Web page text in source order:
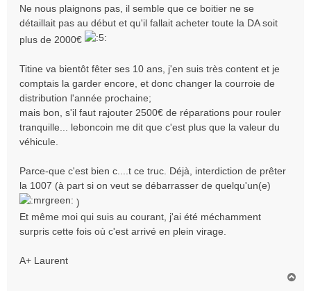
Ne nous plaignons pas, il semble que ce boitier ne se
détaillait pas au début et qu'il fallait acheter toute la DA soit
plus de 2000€
Titine va bientôt fêter ses 10 ans, j'en suis très content et je
comptais la garder encore, et donc changer la courroie de
distribution l'année prochaine;
mais bon, s'il faut rajouter 2500€ de réparations pour rouler
tranquille... leboncoin me dit que c'est plus que la valeur du
véhicule.
Parce-que c'est bien c....t ce truc. Déjà, interdiction de prêter
la 1007 (à part si on veut se débarrasser de quelqu'un(e)
)
Et même moi qui suis au courant, j'ai été méchamment
surpris cette fois où c'est arrivé en plein virage.
A+ Laurent